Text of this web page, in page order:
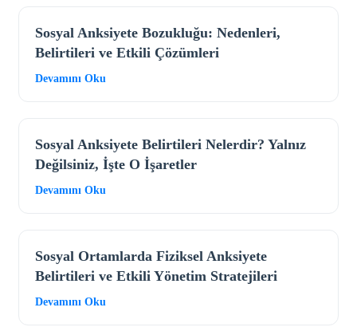
Sosyal Anksiyete Bozukluğu: Nedenleri,
Belirtileri ve Etkili Çözümleri
Devamını Oku
Sosyal Anksiyete Belirtileri Nelerdir? Yalnız
Değilsiniz, İşte O İşaretler
Devamını Oku
Sosyal Ortamlarda Fiziksel Anksiyete
Belirtileri ve Etkili Yönetim Stratejileri
Devamını Oku